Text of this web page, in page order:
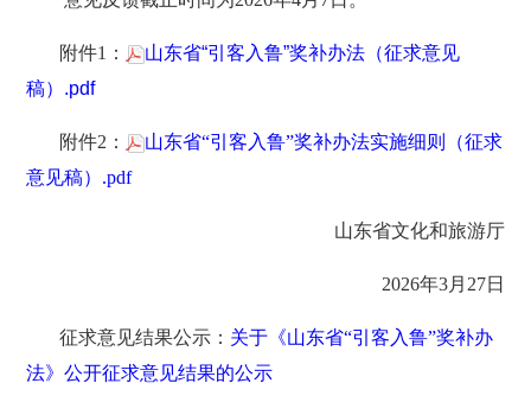
附件1：
山东省“引客入鲁”奖补办法（征求意见
稿）.pdf
附件2：
山东省“引客入鲁”奖补办法实施细则（征求
意见稿）.pdf
山东省文化和旅游厅
2026年3月27日
征求意见结果公示： 关于《山东省“引客入鲁”奖补办
法》公开征求意见结果的公示